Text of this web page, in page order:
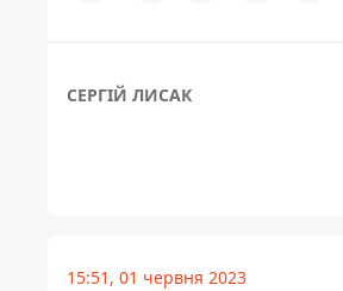
СЕРГІЙ ЛИСАК
15:51, 01 червня 2023